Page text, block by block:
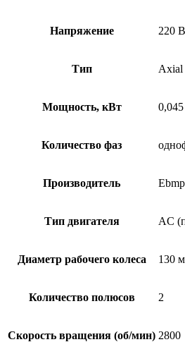
Напряжение 220 В
Тип Axial
Мощность, кВт 0,045
Количество фаз
Производитель
Тип двигателя AC
Диаметр рабочего колеса 130
Количество полюсов 2
Скорость вращения (об/мин) 2800